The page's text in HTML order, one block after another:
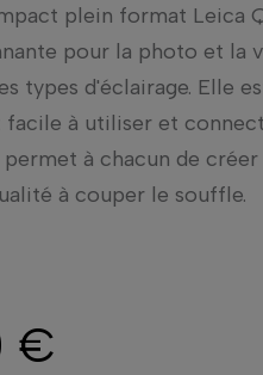
plein format Leica
pour la photo et la
types d'éclairage. Elle
à utiliser et
à chacun de
à couper le souffle.
€